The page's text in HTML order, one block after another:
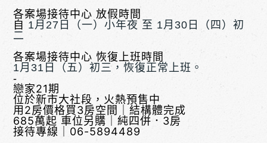
各案場接待中心放假時間
自 1月27日（一）小年夜 至 1月30日（四）初
二
各案場接待中心恢復上班時間
1月31日（五）初三，恢復正常上班。
-
戀家21期
位於新市大社段，火熱預售中
用2房價格買3房空間｜結構體完成
685萬起 車位另購｜純四併．3房
接待專線｜ 06-5894489